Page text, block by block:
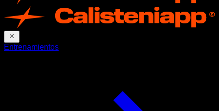
Entrenamientos